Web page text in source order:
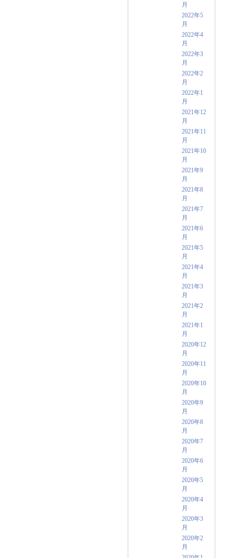
月
2022年5
月
2022年4
月
2022年3
月
2022年2
月
2022年1
月
2021年12
月
2021年11
月
2021年10
月
2021年9
月
2021年8
月
2021年7
月
2021年6
月
2021年5
月
2021年4
月
2021年3
月
2021年2
月
2021年1
月
2020年12
月
2020年11
月
2020年10
月
2020年9
月
2020年8
月
2020年7
月
2020年6
月
2020年5
月
2020年4
月
2020年3
月
2020年2
月